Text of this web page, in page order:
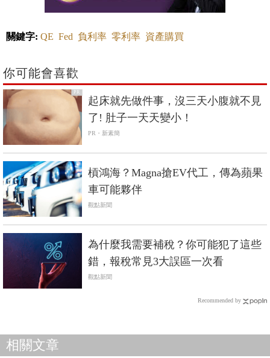
關鍵字: QE Fed 負利率 零利率 資產購買
你可能會喜歡
PR
起床就先做件事，沒三天小腹就不見
了! 肚子一天天變小！
PR・新素簡
槓鴻海？Magna搶EV代工，傳為蘋果
車可能夥伴
觀點新聞
為什麼我需要補稅？你可能犯了這些
錯，報稅常見3大誤區一次看
觀點新聞
Recommended by
相關文章